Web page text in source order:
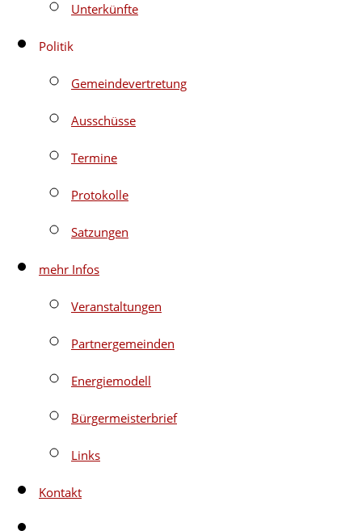
Unterkünfte
Politik
Gemeindevertretung
Ausschüsse
Termine
Protokolle
Satzungen
mehr Infos
Veranstaltungen
Partnergemeinden
Energiemodell
Bürgermeisterbrief
Links
Kontakt